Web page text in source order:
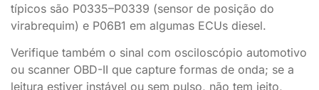
típicos são P0335–P0339 (sensor de posição do
virabrequim) e P06B1 em algumas ECUs diesel.
Verifique também o sinal com osciloscópio automotivo
ou scanner OBD-II que capture formas de onda; se a
leitura estiver instável ou sem pulso, não tem jeito,